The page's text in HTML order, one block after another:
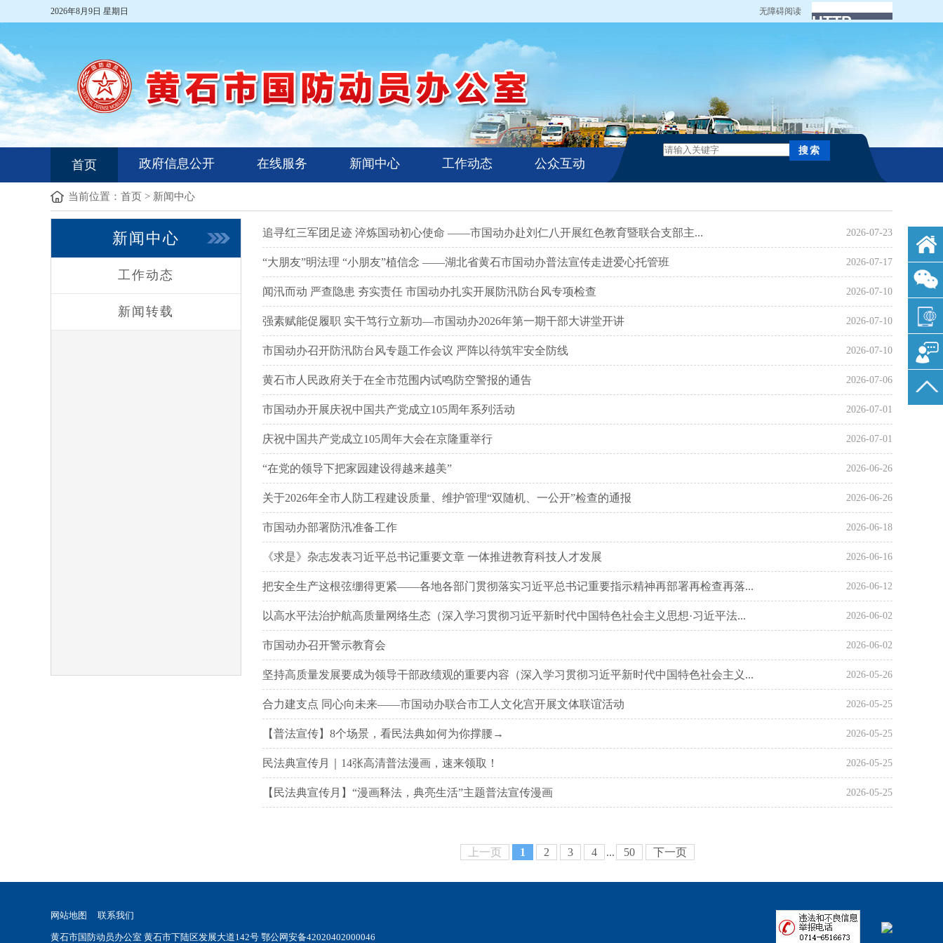
无障碍阅读
2026年8月9日 星期日
首页 政府信息公开 在线服务 新闻中心 工作动态 公众互动
当前位置： 首页 > 新闻中心
新闻中心
工作动态
新闻转载
2026-07-23
追寻红三军团足迹 淬炼国动初心使命 ——市国动办赴刘仁八开展红色教育暨联合支部主...
2026-07-17
“大朋友”明法理 “小朋友”植信念 ——湖北省黄石市国动办普法宣传走进爱心托管班
2026-07-10
闻汛而动 严查隐患 夯实责任 市国动办扎实开展防汛防台风专项检查
2026-07-10
强素赋能促履职 实干笃行立新功—市国动办2026年第一期干部大讲堂开讲
2026-07-10
市国动办召开防汛防台风专题工作会议 严阵以待筑牢安全防线
2026-07-06
黄石市人民政府关于在全市范围内试鸣防空警报的通告
2026-07-01
市国动办开展庆祝中国共产党成立105周年系列活动
2026-07-01
庆祝中国共产党成立105周年大会在京隆重举行
2026-06-26
“在党的领导下把家园建设得越来越美”
2026-06-26
关于2026年全市人防工程建设质量、维护管理“双随机、一公开”检查的通报
2026-06-18
市国动办部署防汛准备工作
2026-06-16
《求是》杂志发表习近平总书记重要文章 一体推进教育科技人才发展
2026-06-12
把安全生产这根弦绷得更紧——各地各部门贯彻落实习近平总书记重要指示精神再部署再检查再落...
2026-06-02
以高水平法治护航高质量网络生态（深入学习贯彻习近平新时代中国特色社会主义思想·习近平法...
2026-06-02
市国动办召开警示教育会
2026-05-26
坚持高质量发展要成为领导干部政绩观的重要内容（深入学习贯彻习近平新时代中国特色社会主义...
2026-05-25
合力建支点 同心向未来——市国动办联合市工人文化宫开展文体联谊活动
2026-05-25
【普法宣传】8个场景，看民法典如何为你撑腰→
2026-05-25
民法典宣传月｜14张高清普法漫画，速来领取！
2026-05-25
【民法典宣传月】“漫画释法，典亮生活”主题普法宣传漫画
上一页 1 2 3 4 ... 50 下一页
网站地图 联系我们
黄石市国防动员办公室 黄石市下陆区发展大道142号 鄂公网安备42020402000046